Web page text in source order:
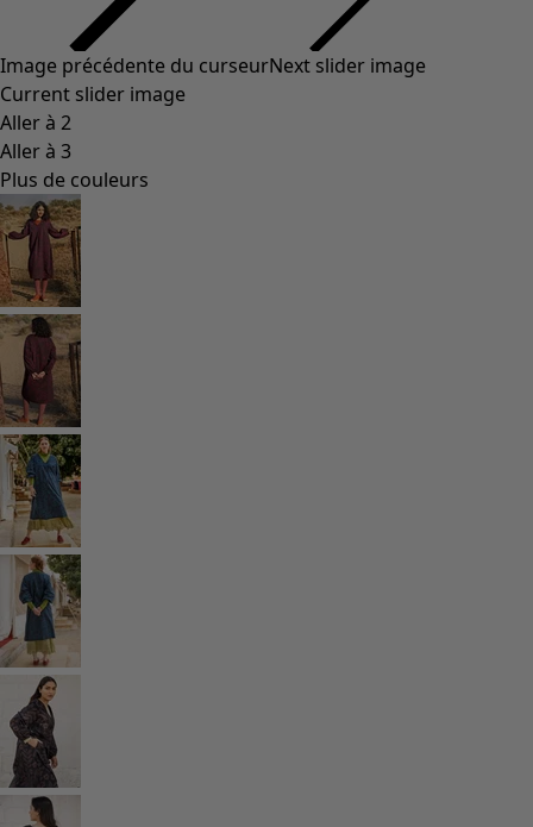
Styles de vétements
Vêtements en lin
Robes de style hippie
Grandes Tailles
À fleurs
Vêtements hippies
Une mode scandinave
Superpositions
À rayures
Des carreaux à foison
À pois
Vêtements bio
Un design suédois
Robes en jersey
Vêtements bohèmes
Des vêtements pour les soirées fraîches
Vêtements à motif
Coton
Coton biologique
Maillots de bain et vêtements de plage
Vêtements de fête